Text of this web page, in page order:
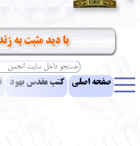
با دید مثبت به
صفحه اصلی کتب مقدس یهود